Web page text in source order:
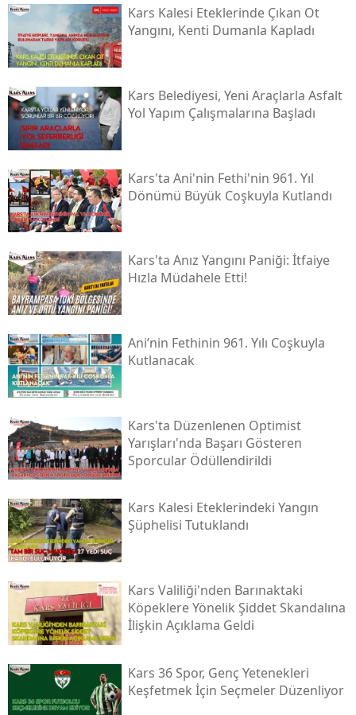
Malatya
Kahramanmaraş
Mardin
Muş
Niğde
Sakarya
Sinop
Tekirdağ
Tunceli
Uşak
Kars Kalesi Eteklerinde Çıkan Ot
Yangını, Kenti Dumanla Kapladı
Kars Belediyesi, Yeni Araçlarla Asfalt
Yol Yapım Çalışmalarına Başladı
Kars'ta Ani'nin Fethi'nin 961. Yıl
Dönümü Büyük Coşkuyla Kutlandı
Kars'ta Anız Yangını Paniği: İtfaiye
Hızla Müdahele Etti!
Ani’nin Fethinin 961. Yılı Coşkuyla
Kutlanacak
Kars'ta Düzenlenen Optimist
Yarışları'nda Başarı Gösteren
Sporcular Ödüllendirildi
Kars Kalesi Eteklerindeki Yangın
Şüphelisi Tutuklandı
Kars Valiliği'nden Barınaktaki
Köpeklere Yönelik Şiddet Skandalına
İlişkin Açıklama Geldi
Kars 36 Spor, Genç Yetenekleri
Keşfetmek İçin Seçmeler Düzenliyor